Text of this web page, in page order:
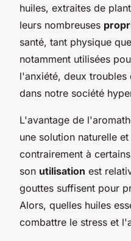
huiles, extraites de
leurs nombreuses
santé, tant physique
notamment utilisées
l'anxiété, deux troubles
dans notre société
L'avantage de
une solution naturelle
contrairement à
son utilisation est
gouttes suffisent pour
Alors, quelles huiles
combattre le stress et